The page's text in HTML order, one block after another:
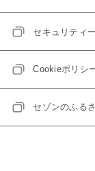
セキュリティ
Cookieポリシ
セゾンのふる